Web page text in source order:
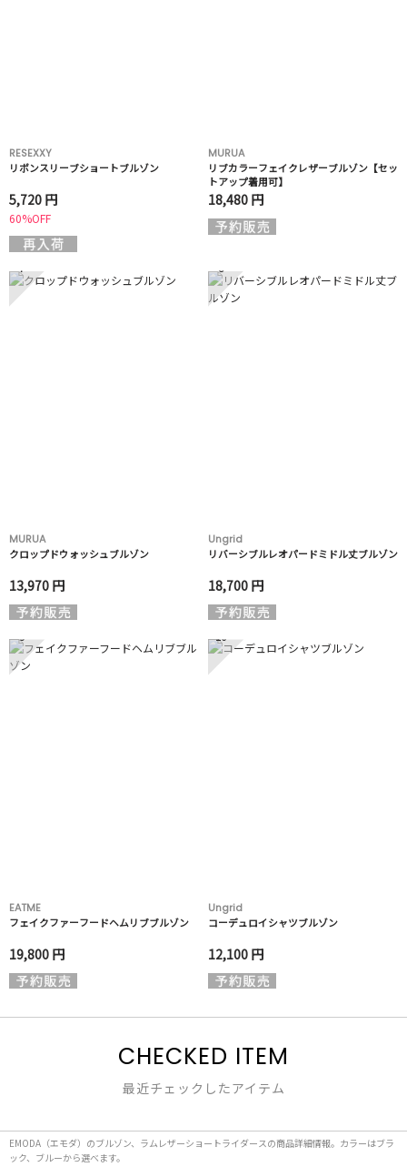
RESEXXY
リボンスリーブショートブルゾン
5,720 円
60%OFF
MURUA
リブカラーフェイクレザーブルゾン【セッ
トアップ着用可】
18,480 円
7
MURUA
クロップドウォッシュブルゾン
13,970 円
8
Ungrid
リバーシブルレオパードミドル丈ブルゾン
18,700 円
9
EATME
フェイクファーフードヘムリブブルゾン
19,800 円
10
Ungrid
コーデュロイシャツブルゾン
12,100 円
CHECKED ITEM
最近チェックしたアイテム
EMODA（エモダ）のブルゾン、ラムレザーショートライダースの商品詳細情報。カラーはブラ
ック、ブルーから選べます。